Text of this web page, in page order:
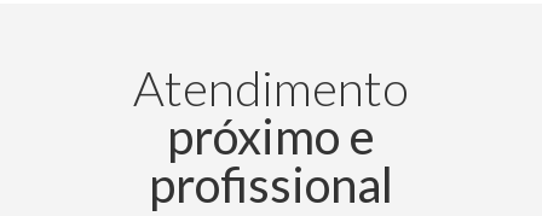
Atendimento
próximo e
profissional